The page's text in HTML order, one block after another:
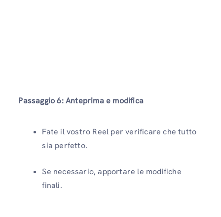
Passaggio 6: Anteprima e modifica
Fate il vostro Reel per verificare che tutto
sia perfetto.
Se necessario, apportare le modifiche
finali.